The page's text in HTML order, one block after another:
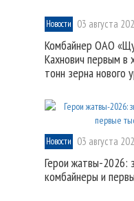
Новости 03 августа
Комбайнер ОАО
Кахнович первым в
тонн зерна нового
Новости 03 августа
Герои жатвы-2026:
комбайнеры и